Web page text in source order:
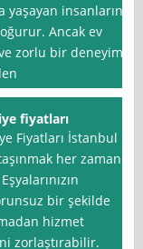
yaşayan insanların
Ancak ev
zorlu bir deneyim
fiyatları
Fiyatları İstanbul
her zaman
bir şekilde
hizmet
zorlaştırabilir.